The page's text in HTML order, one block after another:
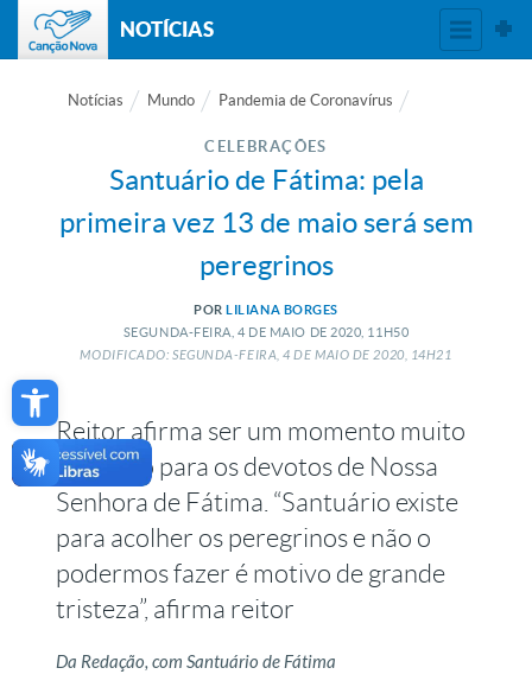
Open toolbar
NOTÍCIAS
Notícias Mundo Pandemia de Coronavírus
CELEBRAÇÕES
Santuário de Fátima: pela
primeira vez 13 de maio será sem
peregrinos
PORLILIANA BORGES
SEGUNDA-FEIRA, 4 DE MAIO DE 2020, 11H50
MODIFICADO: SEGUNDA-FEIRA, 4 DEMAIO DE2020, 14H21
Reitor afirma ser um momento muito
doloroso para os devotos de Nossa
Senhora de Fátima. “Santuário existe
para acolher os peregrinos e não o
podermos fazer é motivo de grande
tristeza”, afirma reitor
Da Redação, com Santuário de Fátima